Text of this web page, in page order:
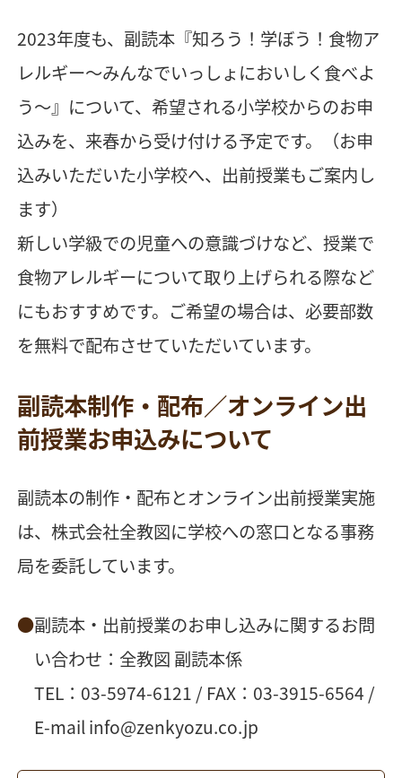
2023年度も、副読本『知ろう！学ぼう！食物ア
レルギー～みんなでいっしょにおいしく食べよ
う～』について、希望される小学校からのお申
込みを、来春から受け付ける予定です。（お申
込みいただいた小学校へ、出前授業もご案内し
ます）
新しい学級での児童への意識づけなど、授業で
食物アレルギーについて取り上げられる際など
にもおすすめです。ご希望の場合は、必要部数
を無料で配布させていただいています。
副読本制作・配布／オンライン出
前授業お申込みについて
副読本の制作・配布とオンライン出前授業実施
は、株式会社全教図に学校への窓口となる事務
局を委託しています。
副読本・出前授業のお申し込みに関するお問
い合わせ：全教図 副読本係
TEL：03-5974-6121 / FAX：03-3915-6564 /
E-mailinfo@zenkyozu.co.jp